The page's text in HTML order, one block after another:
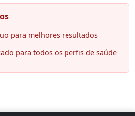
para melhores resultados
para todos os perfis de saúde